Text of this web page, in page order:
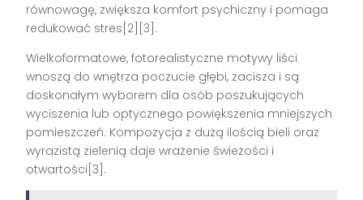
równowagę, zwiększa komfort psychiczny i pomaga
redukować stres[2][3].
Wielkoformatowe, fotorealistyczne motywy liści
wnoszą do wnętrza poczucie głębi, zacisza i są
doskonałym wyborem dla osób poszukujących
wyciszenia lub optycznego powiększenia mniejszych
pomieszczeń. Kompozycja z dużą ilością bieli oraz
wyrazistą zielenią daje wrażenie świeżości i
otwartości[3].